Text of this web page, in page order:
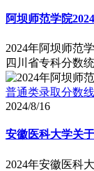
阿坝师范学院
2024年阿坝师范
四川省专科分数
普通类录取分数线
2024/8/16
安徽医科大学关
2024年安徽医科